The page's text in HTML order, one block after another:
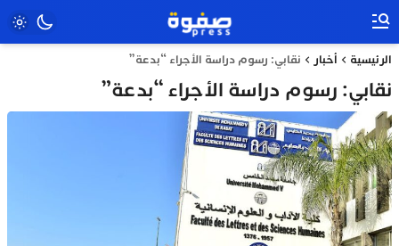
الرئيسية أخبار نقابي: رسوم دراسة الأجراء “بدعة”
نقابي: رسوم دراسة الأجراء “بدعة”